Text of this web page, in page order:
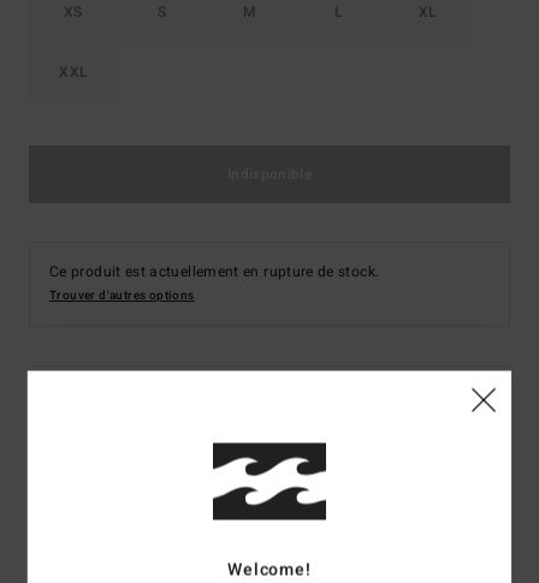
XS S M L XL
XXL
Ce produit est actuellement en rupture de stock.
Trouver d'autres options
T-Shirt à manches courtes Blanc Homme
Code couleur
Welcome!